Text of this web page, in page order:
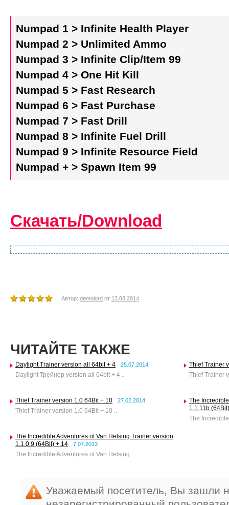
Numpad 1 > Infinite Health Player
Numpad 2 > Unlimited Ammo
Numpad 3 > Infinite Clip/Item 99
Numpad 4 > One Hit Kill
Numpad 5 > Fast Research
Numpad 6 > Fast Purchase
Numpad 7 > Fast Drill
Numpad 8 > Infinite Fuel Drill
Numpad 9 > Infinite Resource Field
Numpad + > Spawn Item 99
Скачать/Download
Автор: demolord от 13.08.2014
ЧИТАЙТЕ ТАКЖЕ
Daylight Trainer version all 64bit + 4 25.07.2014
Daylight Трейнер version all 64bit + 4 ..
Thief Trainer
Thief Trainer
Thief Trainer version 1.0 64Bit + 10 27.02.2014
Thief Trainer version 1.0 64Bit + 10 ..
The
1.1.11b
The
The Incredible Adventures of Van Helsing Trainer version
1.1.0.9 (64Bit) + 14
7.07.2013
The Incredible Adventures of Van Helsing..
Уважаемый посетитель, Вы зашли